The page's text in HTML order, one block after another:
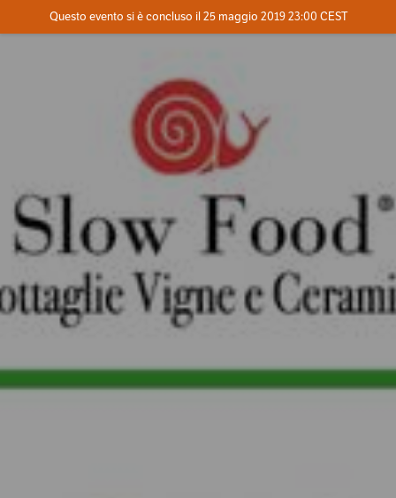
Dove
INFO
Questo evento si è concluso il 25 maggio 2019 23:00 CEST